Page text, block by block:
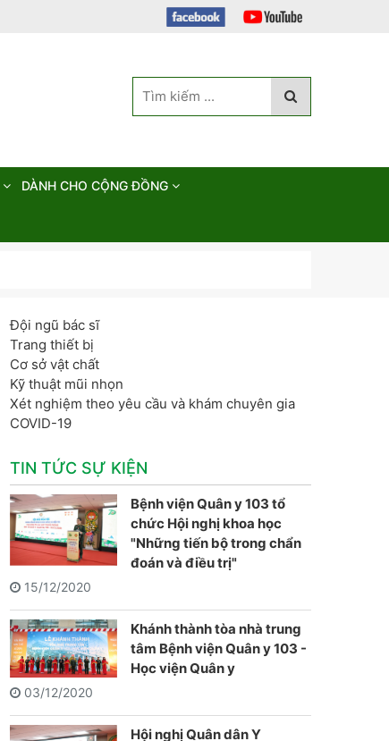
DÀNH CHO CỘNG ĐỒNG
Đội ngũ bác sĩ
Trang thiết bị
Cơ sở vật chất
Kỹ thuật mũi nhọn
Xét nghiệm theo yêu cầu và khám chuyên gia
COVID-19
TIN TỨC SỰ KIỆN
Bệnh viện Quân y 103 tổ
chức Hội nghị khoa học
"Những tiến bộ trong chẩn
đoán và điều trị"
15/12/2020
Khánh thành tòa nhà trung
tâm Bệnh viện Quân y 103 -
Học viện Quân y
03/12/2020
Hội nghị Quân dân Y